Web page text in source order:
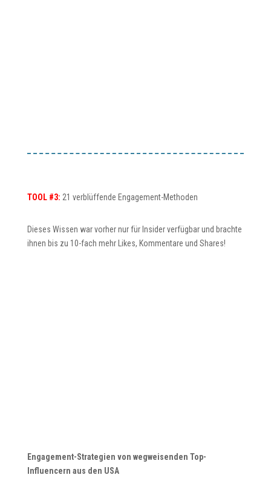
TOOL #3: 21 verblüffende Engagement-Methoden
Dieses Wissen war vorher nur für Insider verfügbar und brachte
ihnen bis zu 10-fach mehr Likes, Kommentare und Shares!
Engagement-Strategien von wegweisenden Top-
Influencern aus den USA